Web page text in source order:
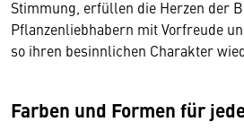
Stimmung, erfüllen die Herzen der
Pflanzenliebhabern mit Vorfreude
so ihren besinnlichen Charakter
Farben und Formen für